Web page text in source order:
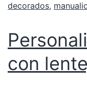
decorados,
con